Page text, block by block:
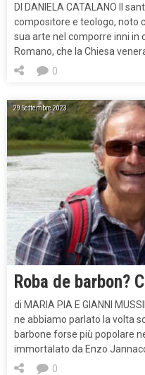
DI DANIELA CATALANO Il
compositore e teologo, noto
sua arte nel comporre inni in
Romano, che la Chiesa venera
0
29 Settembre 2023
Roba de barbon?
di MARIA PIA E GIANNI
ne abbiamo parlato la volta
barbone forse più popolare
immortalato da Enzo
0